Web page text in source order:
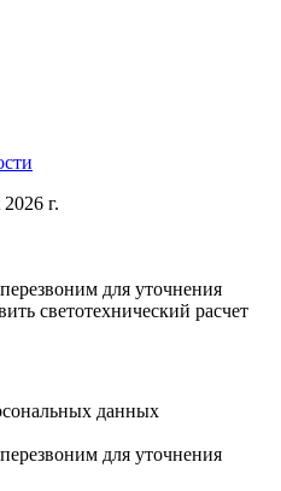
г.
для уточнения
светотехнический расчет
данных
для уточнения